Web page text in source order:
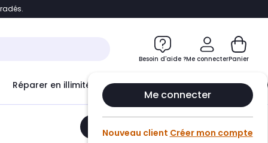
Accéder directement au chatbot
Besoin d'aide ?Me connecter
Me connecter
Nouveau client Créer mon compte
Panier
Réparer en illimité avec Le Club Infinity
Ajouter au panier